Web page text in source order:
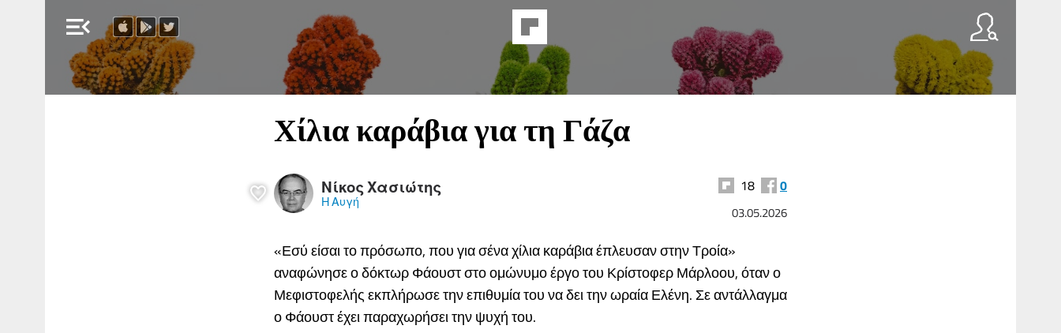
menu_open
Χίλια καράβια για τη Γάζα
Νίκος Χασιώτης
Η Αυγή
18 0
03.05.2026
«Εσύ είσαι το πρόσωπο, που για σένα χίλια καράβια έπλευσαν στην Τροία»
αναφώνησε ο δόκτωρ Φάουστ στο ομώνυμο έργο του Κρίστοφερ Μάρλοου, όταν ο
Μεφιστοφελής εκπλήρωσε την επιθυμία του να δει την ωραία Ελένη. Σε αντάλλαγμα
ο Φάουστ έχει παραχωρήσει την ψυχή του.